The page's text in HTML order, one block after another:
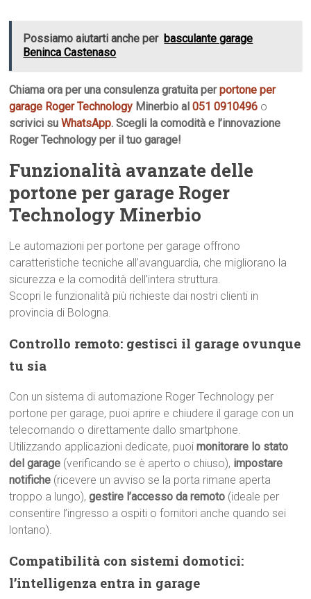
Possiamo aiutarti anche per basculante garage
Beninca Castenaso
Chiama ora per una consulenza gratuita perportone per
garage Roger Technology Minerbio al051 0910496 o
scrivici suWhatsApp. Scegli la comodità e l’innovazione
Roger Technology per il tuo garage!
Funzionalità avanzate delle
portone per garage Roger
Technology Minerbio
Le automazioni per portone per garage offrono
caratteristiche tecniche all’avanguardia, che migliorano la
sicurezza e la comodità dell’intera struttura.
Scopri le funzionalità più richieste dai nostri clienti in
provincia di Bologna.
Controllo remoto: gestisci il garage ovunque
tu sia
Con un sistema di automazione Roger Technology per
portone per garage, puoi aprire e chiudere il garage con un
telecomando o direttamente dallo smartphone.
Utilizzando applicazioni dedicate, puoimonitorare lo stato
del garage (verificando se è aperto o chiuso), impostare
notifiche (ricevere un avviso se la porta rimane aperta
troppo a lungo),gestire l’accesso da remoto (ideale per
consentire l’ingresso a ospiti o fornitori anche quando sei
lontano).
Compatibilità con sistemi domotici:
l’intelligenza entra in garage